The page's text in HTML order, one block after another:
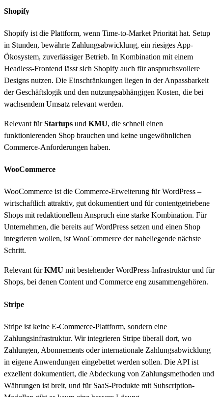
Shopify
Shopify ist die Plattform, wenn Time-to-Market Priorität hat. Setup
in Stunden, bewährte Zahlungsabwicklung, ein riesiges App-
Ökosystem, zuverlässiger Betrieb. In Kombination mit einem
Headless-Frontend lässt sich Shopify auch für anspruchsvollere
Designs nutzen. Die Einschränkungen liegen in der Anpassbarkeit
der Geschäftslogik und den nutzungsabhängigen Kosten, die bei
wachsendem Umsatz relevant werden.
Relevant fürStartups und KMU, die schnell einen
funktionierenden Shop brauchen und keine ungewöhnlichen
Commerce-Anforderungen haben.
WooCommerce
WooCommerce ist die Commerce-Erweiterung für WordPress –
wirtschaftlich attraktiv, gut dokumentiert und für contentgetriebene
Shops mit redaktionellem Anspruch eine starke Kombination. Für
Unternehmen, die bereits auf WordPress setzen und einen Shop
integrieren wollen, ist WooCommerce der naheliegende nächste
Schritt.
Relevant fürKMU mit bestehender WordPress-Infrastruktur und für
Shops, bei denen Content und Commerce eng zusammengehören.
Stripe
Stripe ist keine E-Commerce-Plattform, sondern eine
Zahlungsinfrastruktur. Wir integrieren Stripe überall dort, wo
Zahlungen, Abonnements oder internationale Zahlungsabwicklung
in eigene Anwendungen eingebettet werden sollen. Die API ist
exzellent dokumentiert, die Abdeckung von Zahlungsmethoden und
Währungen ist breit, und für SaaS-Produkte mit Subscription-